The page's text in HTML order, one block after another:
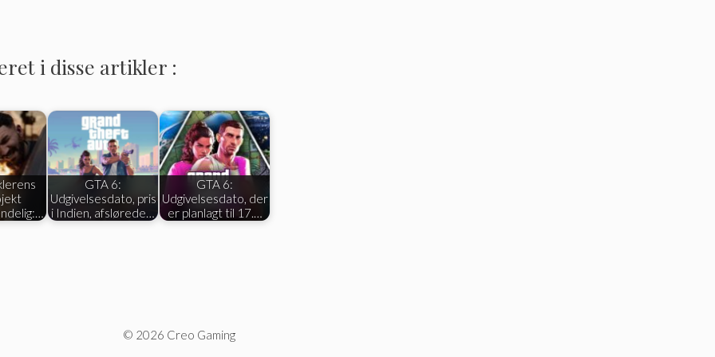
i disse artikler :
GTA 6:
Udgivelsesdato, pris
i Indien, afslørede…
GTA 6:
Udgivelsesdato, der
er planlagt til 17.…
© 2026 Creo Gaming